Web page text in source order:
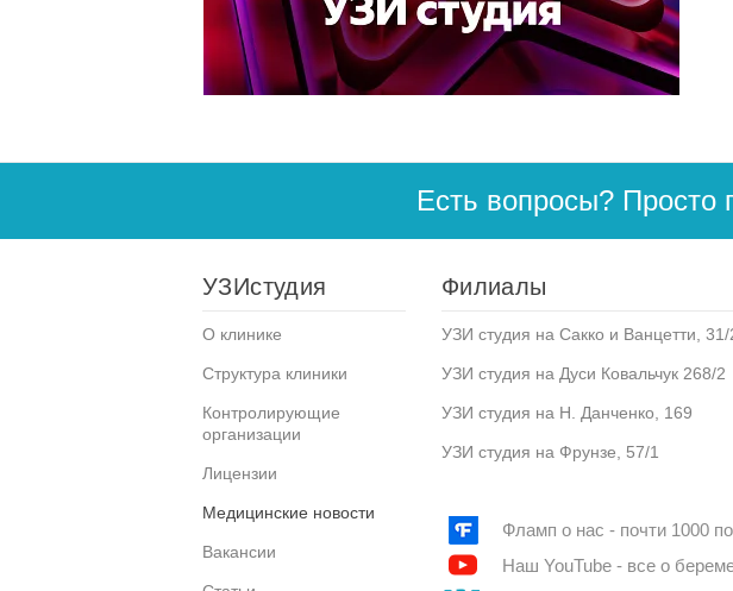
Есть вопросы? Просто
УЗИстудия
О клинике
Структура клиники
Контролирующие
организации
Лицензии
Медицинские новости
Вакансии
Филиалы
УЗИ студия на Сакко и Ванцетти, 31/
УЗИ студия на Дуси Ковальчук 268/2
УЗИ студия на Н. Данченко, 169
УЗИ студия на Фрунзе, 57/1
Фламп о нас - почти 1000
Наш YouTube - все о